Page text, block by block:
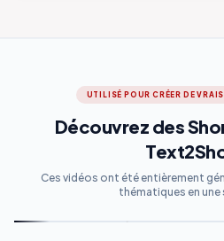
UTILISÉ POUR CRÉER DE
Découvrez des
Ces vidéos ont été entièrement
thématiques en une